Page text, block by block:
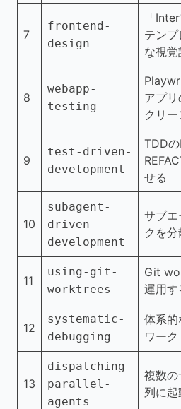
7
frontend-
design
「
テン
な視
8
webapp-
testing
アプ
クリ
9
test-driven-
development
TDD
せる
10
subagent-
driven-
development
サブエ
クを
11
using-git-
worktrees
Git
運用す
12
systematic-
debugging
体系的
ワーク
13
dispatching-
parallel-
agents
複数の
列に起